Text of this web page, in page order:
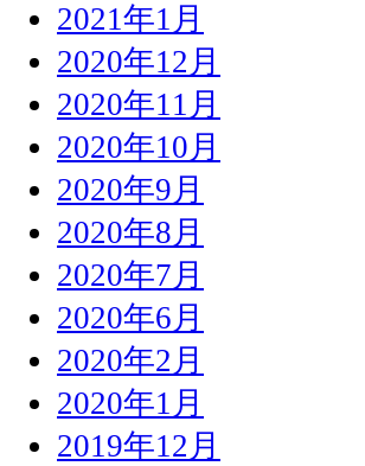
2021年1月
2020年12月
2020年11月
2020年10月
2020年9月
2020年8月
2020年7月
2020年6月
2020年2月
2020年1月
2019年12月